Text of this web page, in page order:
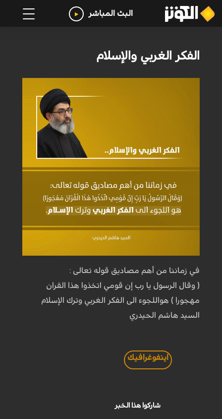
البث المباشر
الفكر الغربي والإسلام
في زماننا من أهم مصاديق قوله تعالى :
( وقال الرسول يا رب إن قومي اتخذوا هذا القران
مهجورا ) هواللجوء الى الفكر الغربي وترك الإسلام
السيد هاشم الحيدري
اينفوغرافيك
شاركوا هذا الخبر